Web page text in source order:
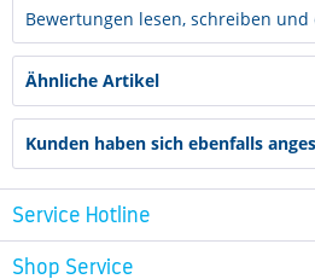
Bewertungen lesen, schreiben
Ähnliche Artikel
Kunden haben sich ebenfalls
Service Hotline
Shop Service